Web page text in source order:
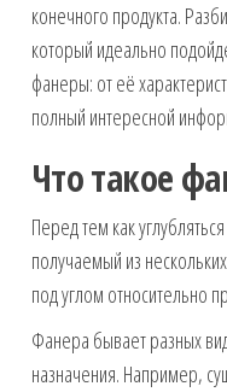
конечного продукта.
который идеально
фанеры: от её
полный интересной
Что такое
Перед тем как
получаемый из
под углом относительно
Фанера бывает разных
назначения. Например,